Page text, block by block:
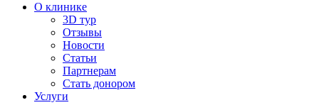
О клинике
3D тур
Отзывы
Новости
Статьи
Партнерам
Стать донором
Услуги